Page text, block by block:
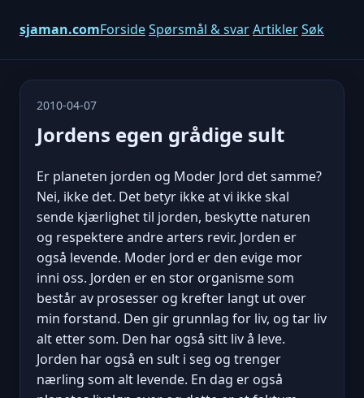
sjaman.comForsideSpørsmål & svarArtiklerSøk
2010-04-07
Jordens egen grådige sult
Er planeten jorden og Moder Jord det samme?
Nei, ikke det. Det betyr ikke at vi ikke skal
sende kjærlighet til jorden, beskytte naturen
og respektere andre arters revir. Jorden er
også levende. Moder Jord er den evige mor
inni oss. Jorden er en stor organisme som
består av prosesser og krefter langt ut over
min forstand. Den gir grunnlag for liv, og tar liv
alt etter som. Den har også sitt liv å leve.
Jorden har også en sult i seg og trenger
nærling som alt levende. En dag er også